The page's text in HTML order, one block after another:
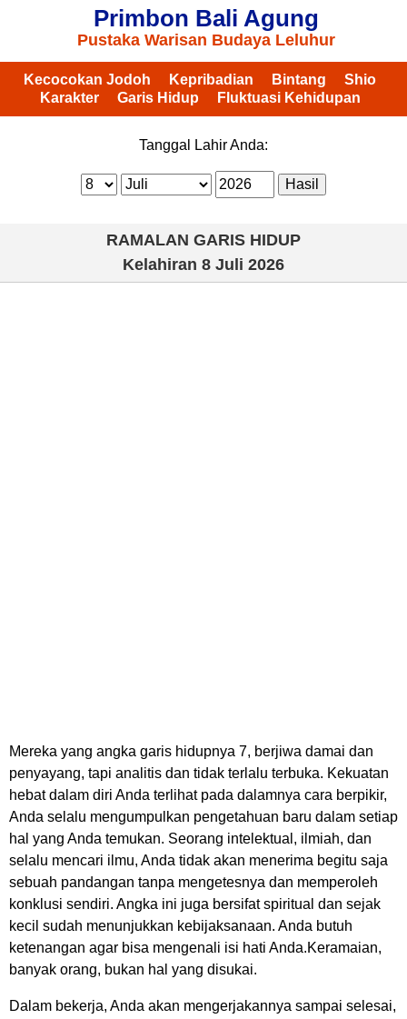
Primbon Bali Agung
Pustaka Warisan Budaya Leluhur
Kecocokan Jodoh Kepribadian Bintang
Shio
Karakter
Garis Hidup Fluktuasi Kehidupan
Tanggal Lahir Anda:
RAMALAN GARIS HIDUP
Kelahiran 8 Juli 2026
Mereka yang angka garis hidupnya 7, berjiwa damai dan
penyayang, tapi analitis dan tidak terlalu terbuka. Kekuatan
hebat dalam diri Anda terlihat pada dalamnya cara berpikir,
Anda selalu mengumpulkan pengetahuan baru dalam setiap
hal yang Anda temukan. Seorang intelektual, ilmiah, dan
selalu mencari ilmu, Anda tidak akan menerima begitu saja
sebuah pandangan tanpa mengetesnya dan memperoleh
konklusi sendiri. Angka ini juga bersifat spiritual dan sejak
kecil sudah menunjukkan kebijaksanaan. Anda butuh
ketenangan agar bisa mengenali isi hati Anda.Keramaian,
banyak orang, bukan hal yang disukai.
Dalam bekerja, Anda akan mengerjakannya sampai selesai,